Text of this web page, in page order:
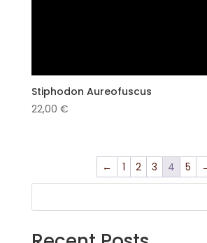
Stiphodon Aureofuscus
22,00 €
← 1 2 3 4 5